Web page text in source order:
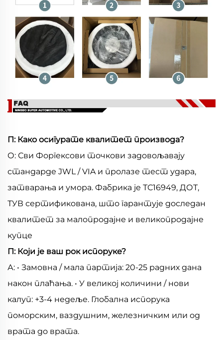
П: Како осигурате квалитет производа?
О: Сви Форгексови точкови задовољавају
стандарде JWL / VIA и пролазе тест удара,
затварања и умора. Фабрика је ТС16949, ДОТ,
ТУВ сертификована, што гарантује доследан
квалитет за малопродајне и великопродајне
купце
П: Који је ваш рок испоруке?
А: • Замовна / мала партија: 20-25 радних дана
након плаћања. • У великој количини / нови
калуп: +3-4 недеље. Глобална испорука
поморским, ваздушним, железничким или од
врата до врата.